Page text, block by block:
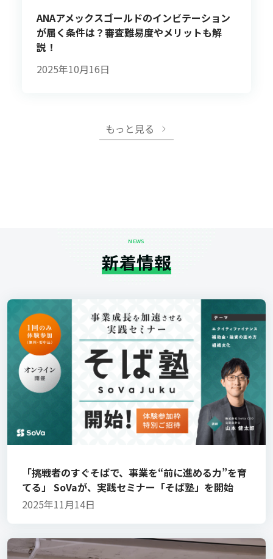
ANAアメックスゴールドのインビテーション
が届く条件は？審査難易度やメリットも解
説！
2025年10月16日
もっと見る
NEWS
新着情報
「挑戦者のすぐそばで、事業を“前に進める力”を育
てる」 SoVaが、実践セミナー「そば塾」を開始
2025年11月14日